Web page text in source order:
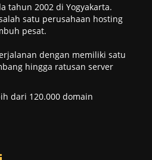
tahun 2002 di Yogyakarta.
satu perusahaan hosting
pesat.
dengan memiliki satu
hingga ratusan server
dari 120.000 domain